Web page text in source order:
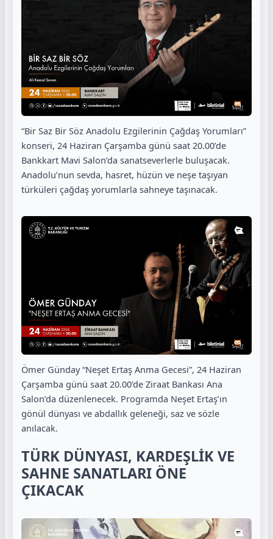
“Bir Saz Bir Söz Anadolu Ezgilerinin Çağdaş Yorumları”
konseri, 24 Haziran Çarşamba günü saat 20.00’de
Bankkart Mavi Salon’da sanatseverlerle buluşacak.
Anadolu’nun sevda, hasret, hüzün ve neşe taşıyan
türküleri çağdaş yorumlarla sahneye taşınacak.
Ömer Günday “Neşet Ertaş Anma Gecesi”, 24 Haziran
Çarşamba günü saat 20.00’de Ziraat Bankası Ana
Salon’da düzenlenecek. Programda Neşet Ertaş’ın
gönül dünyası ve abdallık geleneği, saz ve sözle
anılacak.
TÜRK DÜNYASI, KARDEŞLİK VE
SAHNE SANATLARI ÖNE
ÇIKACAK